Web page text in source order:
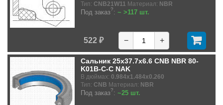
Тип: CNB21W11 Материал: NBR
Под заказ?: ~ >117 шт.
522 ₽ − +
Сальник 25x37.7x6.6 CNB NBR 80-
K01B-C-C NAK
В дюймах: 0.984x1.484x0.260
Тип: CNB Материал: NBR
Под заказ?: ~25 шт.